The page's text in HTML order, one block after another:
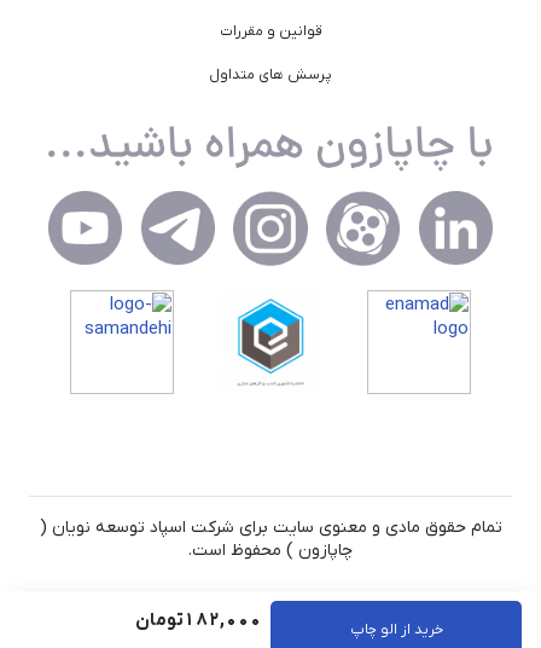
خرید از الو چاپ 182,000 تومان
قوانین و مقررات
پرسش های متداول
تمام حقوق مادی و معنوی سایت برای شرکت اسپاد توسعه نویان (
چاپازون ) محفوظ است.